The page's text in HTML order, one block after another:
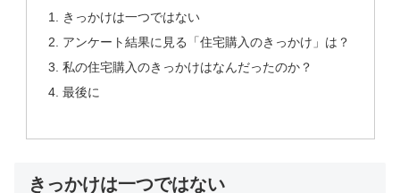
きっかけは一つではない
アンケート結果に見る「住宅購入のきっかけ」は？
私の住宅購入のきっかけはなんだったのか？
最後に
きっかけは一つではない